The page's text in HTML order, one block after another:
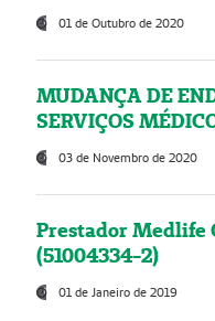
01 de Outubro de 2020
MUDANÇA DE
SERVIÇOS
03 de Novembro de 2020
Prestador Medlife
(51004334-2)
01 de Janeiro de 2019